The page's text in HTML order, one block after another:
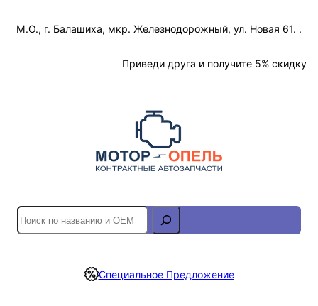
М.О., г. Балашиха, мкр. Железнодорожный, ул. Новая 61. .
Приведи друга и получите 5% скидку
S
e
r
Специальное Предложение